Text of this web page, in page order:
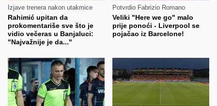
Izjave trenera nakon utakmice
Rahimić upitan da
prokomentariše sve što je
vidio večeras u Banjaluci:
"Najvažnije je da..."
Potvrdio Fabrizio Romano
Veliki "Here we go" malo
prije ponoći - Liverpool se
pojačao iz Barcelone!